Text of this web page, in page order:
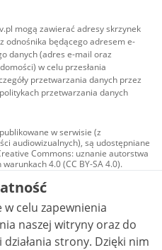
mogą zawierać adresy skrzynek
odnośnika będącego adresem e-
danych (adres e-mail oraz
w celu przesłania
przetwarzania danych przez
przetwarzania danych
w serwisie (z
audiowizualnych), są udostępniane
Commons: uznanie autorstwa
4.0 (CC BY-SA 4.0).
w tym zdjęcia, materiały
na licencji typu
uznanie autorstwa użycie
utworów zależnych 4.0 (CC BY-
jest to stwierdzone inaczej.
celu zapewnienia
naszej witryny oraz do
strony. Dzięki nim